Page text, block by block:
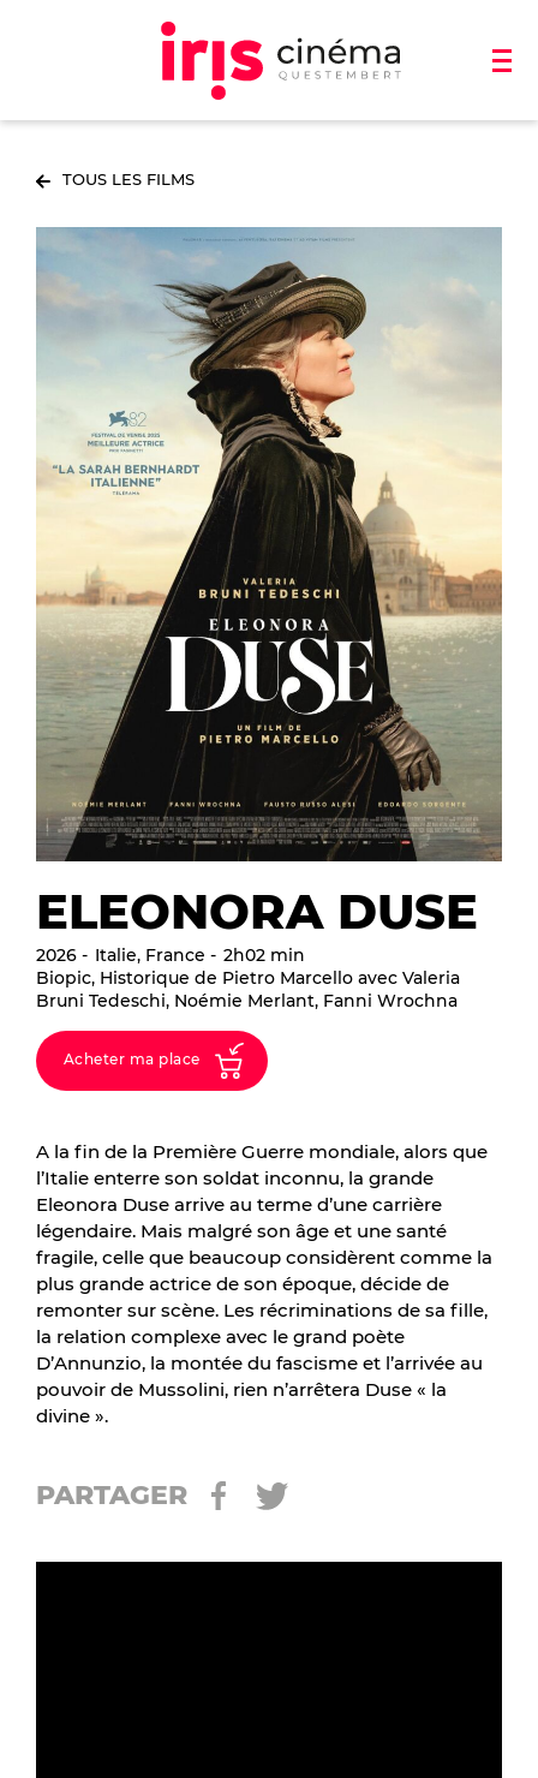
TOUS LES FILMS
ELEONORA DUSE
2026 Italie, France
2h02 min
Biopic, Historique de Pietro Marcello avec Valeria
Bruni Tedeschi, Noémie Merlant, Fanni Wrochna
Acheter ma place
A la fin de la Première Guerre mondiale, alors que
l’Italie enterre son soldat inconnu, la grande
Eleonora Duse arrive au terme d’une carrière
légendaire. Mais malgré son âge et une santé
fragile, celle que beaucoup considèrent comme la
plus grande actrice de son époque, décide de
remonter sur scène. Les récriminations de sa fille,
la relation complexe avec le grand poète
D’Annunzio, la montée du fascisme et l’arrivée au
pouvoir de Mussolini, rien n’arrêtera Duse « la
divine ».
PARTAGER